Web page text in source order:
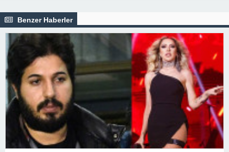
Benzer Haberler